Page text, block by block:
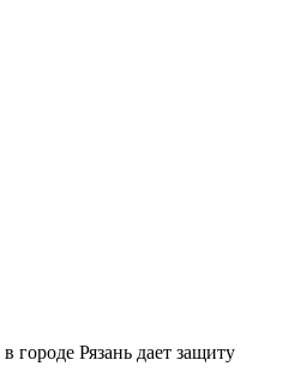
Рязань дает защиту